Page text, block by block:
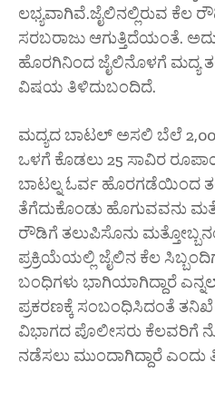
ಲಭ್ಯವಾಗಿವೆ.ಜೈಲಿನಲ್ಲಿರುವ ಕೆಲ
ಸರಬರಾಜು ಆಗುತ್ತಿದೆಯಂತೆ.
ಹೊರಗಿನಿಂದ ಜೈಲಿನೊಳಗೆ ಮದ್ಯ
ವಿಷಯ ತಿಳಿದುಬಂದಿದೆ.
ಮದ್ಯದ ಬಾಟಲ್ ಅಸಲಿ ಬೆಲೆ
ಒಳಗೆ ಕೊಡಲು 25 ಸಾವಿರ
ಬಾಟಲ್ನ ಓರ್ವ ಹೊರಗಡೆಯಿಂದ
ತೆಗೆದುಕೊಂಡು ಹೊಗುವವನು
ರೌಡಿಗೆ ತಲುಪಿಸೊನು
ಪ್ರಕ್ರಿಯೆಯಲ್ಲಿ ಜೈಲಿನ ಕೆಲ
ಬಂಧಿಗಳು ಭಾಗಿಯಾಗಿದ್ದಾರೆ
ಪ್ರಕರಣಕ್ಕೆ ಸಂಬಂಧಿಸಿದಂತೆ
ವಿಭಾಗದ ಪೊಲೀಸರು ಕೆಲವರಿಗೆ
ನಡೆಸಲು ಮುಂದಾಗಿದ್ದಾರೆ